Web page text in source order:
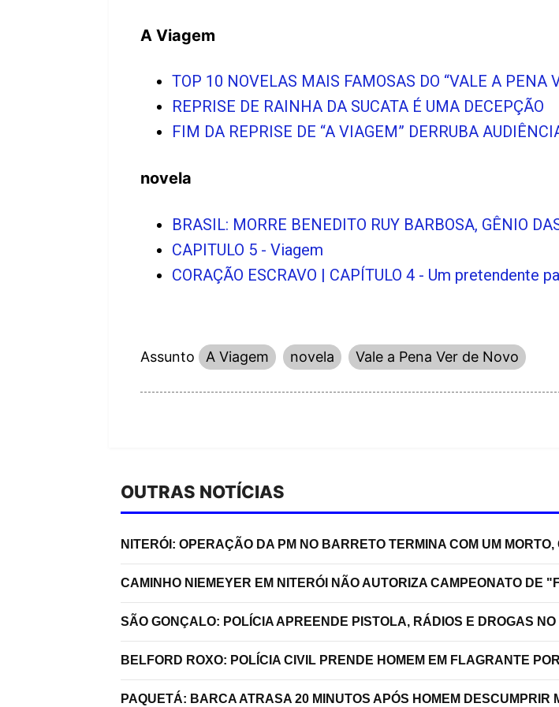
A Viagem
TOP 10 NOVELAS MAIS FAMOSAS DO “VALE A PENA
REPRISE DE RAINHA DA SUCATA É UMA DECEPÇÃO
FIM DA REPRISE DE “A VIAGEM” DERRUBA
novela
BRASIL: MORRE BENEDITO RUY BARBOSA, GÊNIO
CAPITULO 5 - Viagem
CORAÇÃO ESCRAVO | CAPÍTULO 4 - Um pretendente
Assunto A Viagem novela Vale a Pena Ver de Novo
OUTRAS NOTÍCIAS
NITERÓI: OPERAÇÃO DA PM NO BARRETO TERMINA COM UM
CAMINHO NIEMEYER EM NITERÓI NÃO AUTORIZA CAMPEONATO DE
SÃO GONÇALO: POLÍCIA APREENDE PISTOLA, RÁDIOS E DROGAS
BELFORD ROXO: POLÍCIA CIVIL PRENDE HOMEM EM FLAGRANTE
PAQUETÁ: BARCA ATRASA 20 MINUTOS APÓS HOMEM